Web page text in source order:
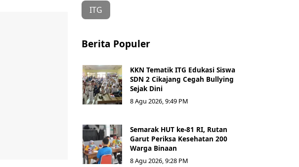
ITG
Berita Populer
KKN Tematik ITG Edukasi Siswa
SDN 2 Cikajang Cegah Bullying
Sejak Dini
8 Agu 2026, 9:49 PM
Semarak HUT ke-81 RI, Rutan
Garut Periksa Kesehatan 200
Warga Binaan
8 Agu 2026, 9:28 PM